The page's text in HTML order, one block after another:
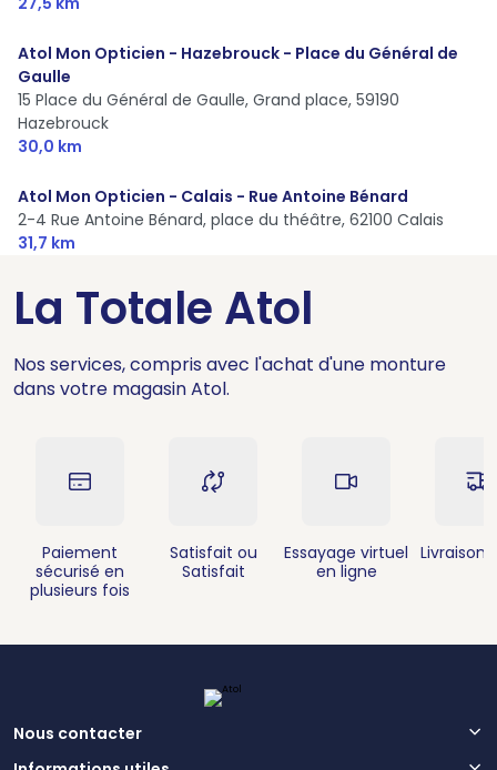
Atol Mon Opticien - Hazebrouck - Place du Général de
Gaulle
15 Place du Général de Gaulle, Grand place, 59190
Hazebrouck
30,0 km
Atol Mon Opticien - Calais - Rue Antoine Bénard
2-4 Rue Antoine Bénard, place du théâtre, 62100 Calais
31,7 km
La Totale Atol
Nos services, compris avec l'achat d'une monture
dans votre magasin Atol.
Paiement
sécurisé en
plusieurs fois
Satisfait ou
Satisfait
Essayage virtuel
en ligne
Livraison
Nous contacter